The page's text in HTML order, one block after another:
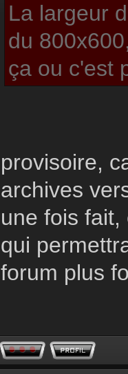
La largeur
du
ça ou c'est
provisoire,
archives
une fois
qui
forum plus